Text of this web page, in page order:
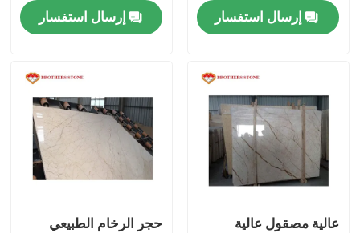
اتصل بنا
القضايا
اطلب اقتباس
ألواح الجرانيت الحجر
إرسال استفسار
إرسال استفسار
عالية مصقول عالية
حجر الرخام الطبيعي